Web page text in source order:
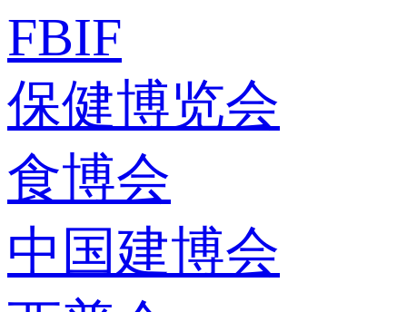
FBIF
保健博览会
食博会
中国建博会